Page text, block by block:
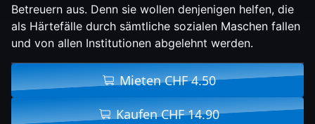
Betreuern aus. Denn sie wollen denjenigen helfen, die
als Härtefälle durch sämtliche sozialen Maschen fallen
und von allen Institutionen abgelehnt werden.
Mieten CHF 4.50
Kaufen CHF 14.90